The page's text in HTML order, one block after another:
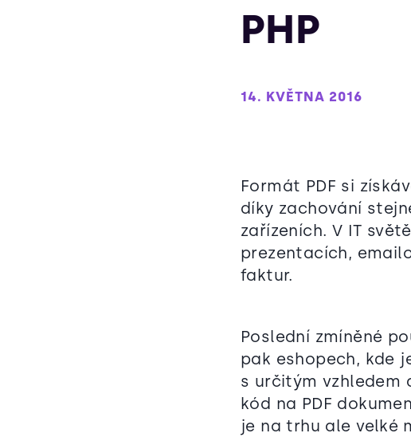
PHP
14. KVĚTNA 2016
Formát PDF si
díky zachování
zařízeních. V IT
prezentacích,
faktur.
Poslední zmíněné
pak eshopech, kde
s určitým vzhledem
kód na PDF
je na trhu ale velké